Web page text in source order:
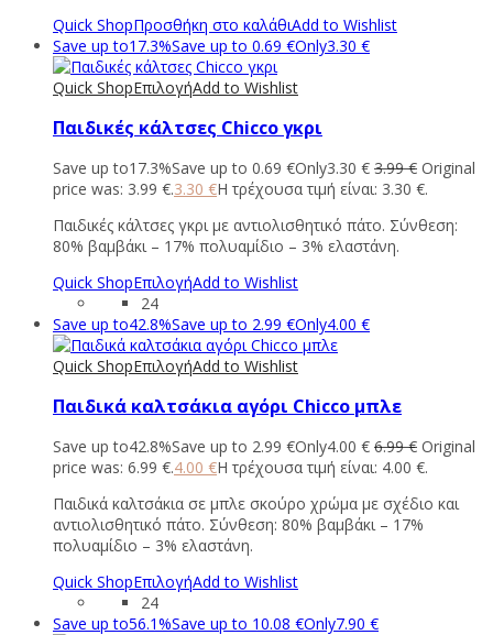
Quick ShopΠροσθήκη στο καλάθιAdd to Wishlist
Save up to17.3%Save up to 0.69 €Only3.30 €
Quick ShopΕπιλογήAdd to Wishlist
Παιδικές κάλτσες Chicco γκρι
Save up to17.3%Save up to 0.69 €Only3.30 € 3.99€ Original
price was: 3.99 €.3.30 €Η τρέχουσα τιμή είναι: 3.30 €.
Παιδικές κάλτσες γκρι με αντιολισθητικό πάτο. Σύνθεση:
80% βαμβάκι – 17% πολυαμίδιο – 3% ελαστάνη.
Quick ShopΕπιλογήAdd to Wishlist
24
Save up to42.8%Save up to 2.99 €Only4.00 €
Quick ShopΕπιλογήAdd to Wishlist
Παιδικά καλτσάκια αγόρι Chicco μπλε
Save up to42.8%Save up to 2.99 €Only4.00 € 6.99€ Original
price was: 6.99 €.4.00 €Η τρέχουσα τιμή είναι: 4.00 €.
Παιδικά καλτσάκια σε μπλε σκούρο χρώμα με σχέδιο και
αντιολισθητικό πάτο. Σύνθεση: 80% βαμβάκι – 17%
πολυαμίδιο – 3% ελαστάνη.
Quick ShopΕπιλογήAdd to Wishlist
24
Save up to56.1%Save up to 10.08 €Only7.90 €